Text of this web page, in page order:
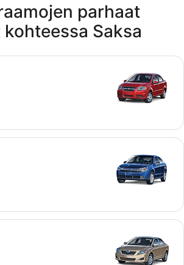
parhaat
Saksa
Spark